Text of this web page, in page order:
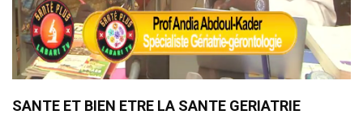
SANTE ET BIEN ETRE LA SANTE GERIATRIE